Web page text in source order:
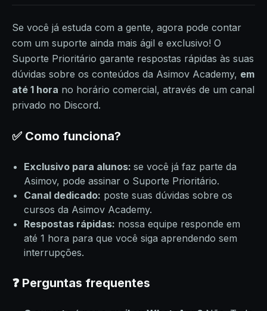
Se você já estuda com a gente, agora pode contar
com um suporte ainda mais ágil e exclusivo! O
Suporte Prioritário garante respostas rápidas às suas
dúvidas sobre os conteúdos da Asimov Academy, em
até 1 hora no horário comercial, através de um canal
privado no Discord.
✅ Como funciona?
Exclusivo para alunos: se você já faz parte da
Asimov, pode assinar o Suporte Prioritário.
Canal dedicado: poste suas dúvidas sobre os
cursos da Asimov Academy.
Respostas rápidas: nossa equipe responde em
até 1 hora para que você siga aprendendo sem
interrupções.
❓ Perguntas frequentes